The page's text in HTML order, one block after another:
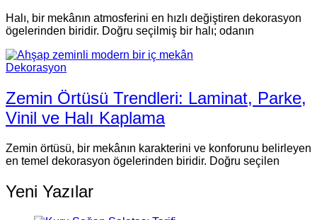
Halı, bir mekânın atmosferini en hızlı değiştiren dekorasyon
ögelerinden biridir. Doğru seçilmiş bir halı; odanın
Dekorasyon
Zemin Örtüsü Trendleri: Laminat, Parke,
Vinil ve Halı Kaplama
Zemin örtüsü, bir mekânın karakterini ve konforunu belirleyen
en temel dekorasyon ögelerinden biridir. Doğru seçilen
Yeni Yazılar